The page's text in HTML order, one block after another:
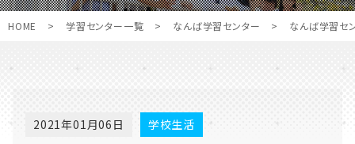
HOME > 学習センター一覧 > なんば学習センター > なんば学習セ
2021年01月06日 学校生活